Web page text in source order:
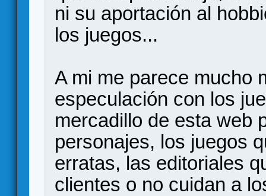
ni su aportación al
los juegos...
A mi me parece mucho
especulación con los
mercadillo de esta web
personajes, los juegos
erratas, las editoriales
clientes o no cuidan a